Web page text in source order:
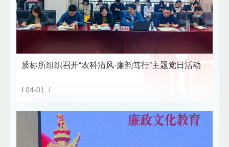
质标所组织召开“农科清风·廉韵笃行”主题党日活动
/ 04-01 /